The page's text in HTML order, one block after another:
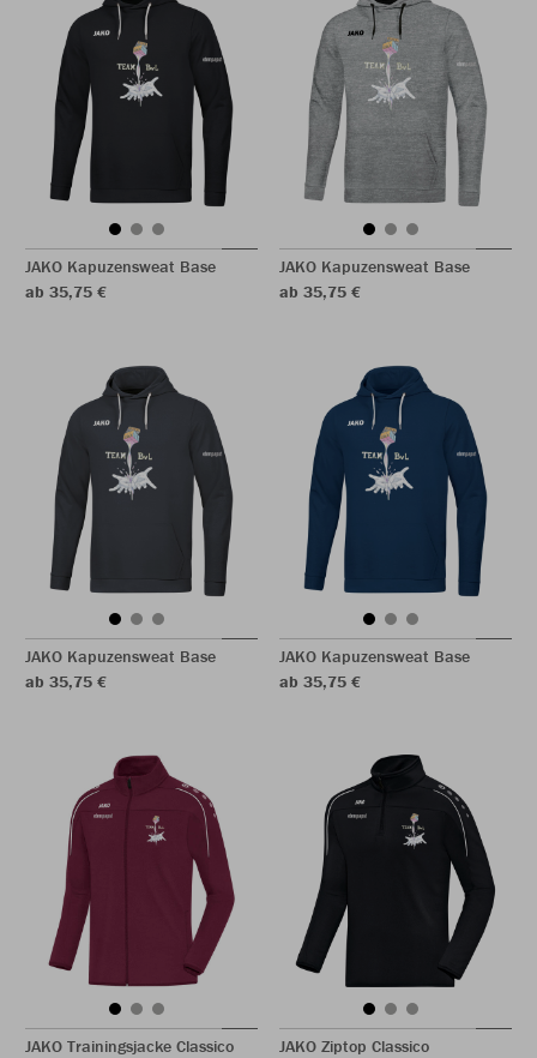
JAKO Kapuzensweat Base
ab 35,75 €
JAKO Kapuzensweat Base
ab 35,75 €
JAKO Kapuzensweat Base
ab 35,75 €
JAKO Kapuzensweat Base
ab 35,75 €
JAKO Trainingsjacke Classico JAKO Ziptop Classico